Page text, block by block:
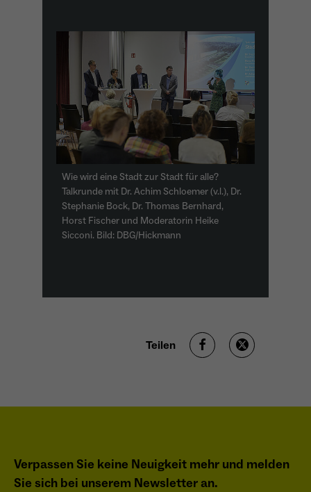
Wie wird eine Stadt zur Stadt für alle?
Talkrunde mit Dr. Achim Schloemer (v.l.), Dr.
Stephanie Bock, Dr. Thomas Bernhard,
Horst Fischer und Moderatorin Heike
Sicconi. Bild: DBG/Hickmann
Teilen
Verpassen Sie keine Neuigkeit mehr und melden
Sie sich bei unserem Newsletter an.